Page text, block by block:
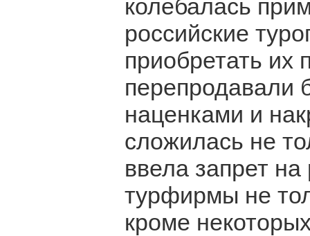
колебалась
российские
приобретать их
перепродавали
наценками и
сложилась не
ввела запрет
турфирмы не
кроме